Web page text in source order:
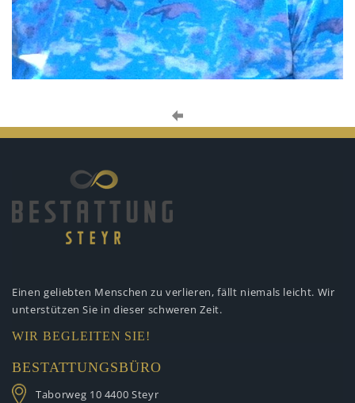
Einen geliebten Menschen zu verlieren, fällt niemals leicht. Wir
unterstützen Sie in dieser schweren Zeit.
WIR BEGLEITEN SIE!
BESTATTUNGSBÜRO
Taborweg 10 4400 Steyr